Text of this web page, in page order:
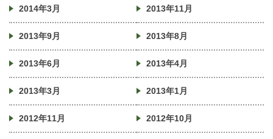
2014年3月 2013年11月
2013年9月 2013年8月
2013年6月 2013年4月
2013年3月 2013年1月
2012年11月 2012年10月